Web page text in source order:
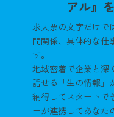
アル』
求人票の文字だけで
間関係、具体的な仕
す。
地域密着で企業と深
話せる「生の情報」
納得してスタートで
ーが連携してあなた